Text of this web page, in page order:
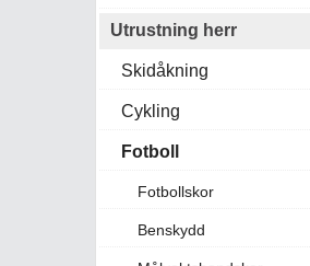
Utrustning herr
Skidåkning
Cykling
Fotboll
Fotbollskor
Benskydd